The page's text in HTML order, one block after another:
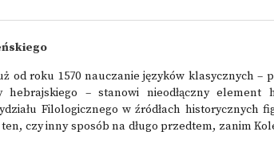
od roku 1570 nauczanie języków klasycznych –
– stanowi nieodłączny element
Filologicznego w źródłach historycznych
czy inny sposób na długo przedtem, zanim